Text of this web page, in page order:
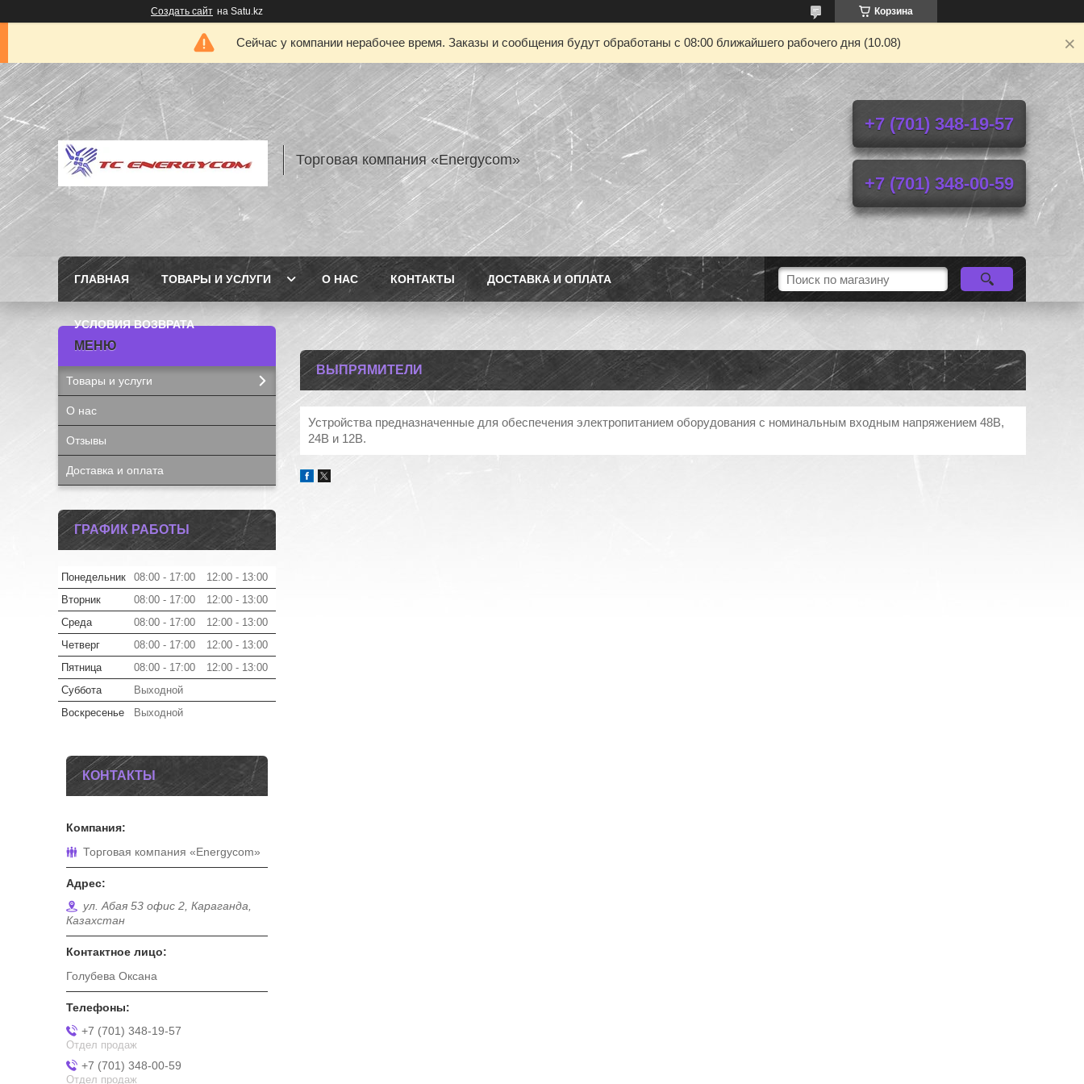
Создать сайт на Satu.kz Корзина
Сейчас у компании нерабочее время. Заказы и сообщения будут обработаны с 08:00 ближайшего рабочего дня (10.08)
Торговая компания «Energycom»
+7 (701) 348-19-57
+7 (701) 348-00-59
ГЛАВНАЯ ТОВАРЫ И УСЛУГИ О НАС КОНТАКТЫ ДОСТАВКА И ОПЛАТА
УСЛОВИЯ ВОЗВРАТА
ВЫПРЯМИТЕЛИ
Устройства предназначенные для обеспечения электропитанием оборудования с номинальным входным напряжением 48В,
24В и 12В.
Товары и услуги
О нас
Отзывы
Доставка и оплата
ГРАФИК РАБОТЫ
Понедельник 08:00 17:00 12:00
13:00
Вторник
08:00 17:00 12:00
13:00
Среда
08:00 17:00 12:00
13:00
Четверг
08:00 17:00 12:00
13:00
Пятница
08:00 17:00 12:00
13:00
Суббота
Выходной
Воскресенье
Выходной
КОНТАКТЫ
Торговая компания «Energycom»
ул. Абая 53 офис 2, Караганда,
Казахстан
Голубева Оксана
+7 (701) 348-19-57
Отдел продаж
+7 (701) 348-00-59
Отдел продаж